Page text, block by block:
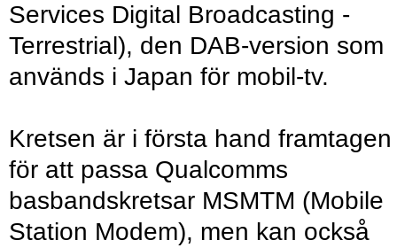
Services Digital Broadcasting -
Terrestrial), den DAB-version som
används i Japan för mobil-tv.
Kretsen är i första hand framtagen
för att passa Qualcomms
basbandskretsar MSMTM (Mobile
Station Modem), men kan också